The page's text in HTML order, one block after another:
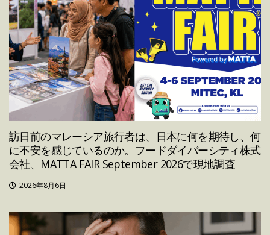
訪日前のマレーシア旅行者は、日本に何を期待し、何
に不安を感じているのか。フードダイバーシティ株式
会社、MATTA FAIR September 2026で現地調査
2026年8月6日